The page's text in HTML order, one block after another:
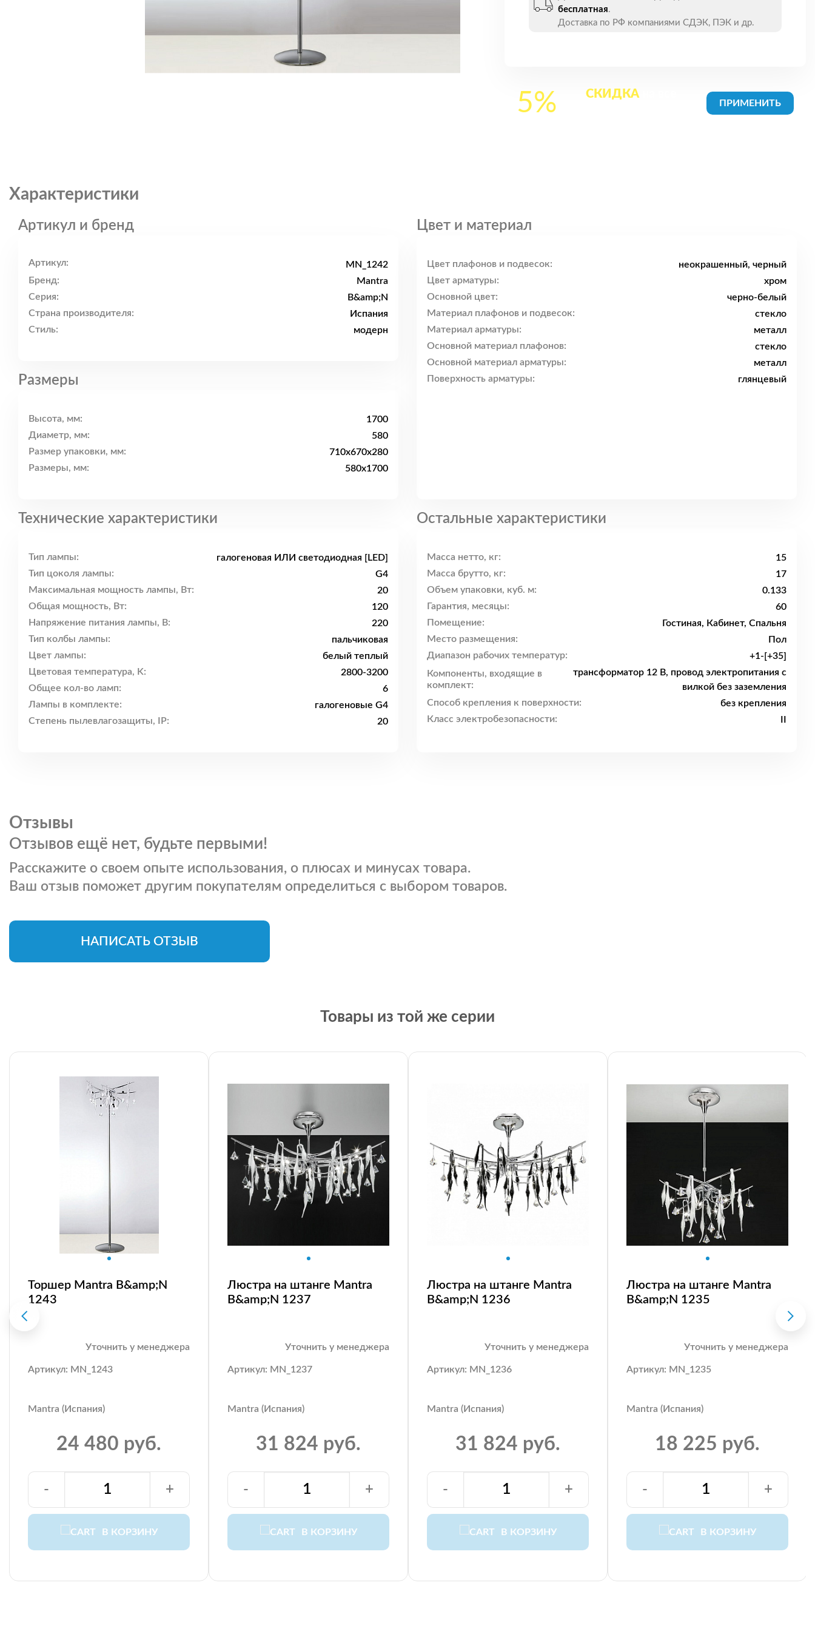
бесплатная.
Доставка по РФ компаниями СДЭК, ПЭК и др.
5% СКИДКА
Характеристики
Артикул и бренд
Артикул:
MN_1242
Бренд:
Mantra
Серия:
B&amp;N
Страна производителя:
Испания
Стиль:
модерн
Размеры
Высота, мм:
1700
Диаметр, мм:
580
Размер упаковки, мм:
710x670x280
Размеры, мм:
580x1700
Цвет и материал
Цвет плафонов и подвесок:
неокрашенный, черный
Цвет арматуры:
хром
Основной цвет:
черно-белый
Материал плафонов и подвесок:
стекло
Материал арматуры:
металл
Основной материал плафонов:
стекло
Основной материал арматуры:
металл
Поверхность арматуры:
глянцевый
Технические характеристики
Тип лампы:
галогеновая ИЛИ светодиодная [LED]
Тип цоколя лампы:
G4
Максимальная мощность лампы, Вт:
20
Общая мощность, Вт:
120
Напряжение питания лампы, В:
220
Тип колбы лампы:
пальчиковая
Цвет лампы:
белый теплый
Цветовая температура, K:
2800-3200
Общее кол-во ламп:
6
Лампы в комплекте:
галогеновые G4
Степень пылевлагозащиты, IP:
20
Остальные характеристики
Масса нетто, кг:
15
Масса брутто, кг:
17
Объем упаковки, куб. м:
0.133
Гарантия, месяцы:
60
Помещение:
Гостиная, Кабинет, Спальня
Место размещения:
Пол
Диапазон рабочих температур:
+1-[+35]
Компоненты, входящие в
комплект:
трансформатор 12 В, провод электропитания с
вилкой без заземления
Способ крепления к поверхности:
без крепления
Класс электробезопасности:
II
Отзывы
Отзывов ещё нет, будьте первыми!
Расскажите о своем опыте использования, о плюсах и минусах товара.
Ваш отзыв поможет другим покупателям определиться с выбором товаров.
НАПИСАТЬ ОТЗЫВ
Товары из той же серии
Торшер Mantra B&amp;N
1243
Уточнить у менеджера
Артикул: MN_1243
Mantra (Испания)
24 480 руб.
В КОРЗИНУ
- +
Люстра на штанге Mantra
B&amp;N 1237
Уточнить у менеджера
Артикул: MN_1237
Mantra (Испания)
31 824 руб.
В КОРЗИНУ
- +
Люстра на штанге Mantra
B&amp;N 1236
Уточнить у менеджера
Артикул: MN_1236
Mantra (Испания)
31 824 руб.
В КОРЗИНУ
- +
Люстра на штанге Mantra
B&amp;N 1235
Уточнить у менеджера
Артикул: MN_1235
Mantra (Испания)
18 225 руб.
В КОРЗИНУ
- +